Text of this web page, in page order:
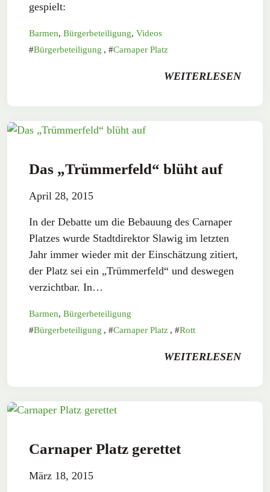
gespielt:
Barmen, Bürgerbeteiligung, Videos
Bürgerbeteiligung , Carnaper Platz
WEITERLESEN
Das „Trümmerfeld“ blüht auf
April 28, 2015
In der Debatte um die Bebauung des Carnaper
Platzes wurde Stadtdirektor Slawig im letzten
Jahr immer wieder mit der Einschätzung zitiert,
der Platz sei ein „Trümmerfeld“ und deswegen
verzichtbar. In…
Barmen, Bürgerbeteiligung
Bürgerbeteiligung , Carnaper Platz , Rott
WEITERLESEN
Carnaper Platz gerettet
März 18, 2015